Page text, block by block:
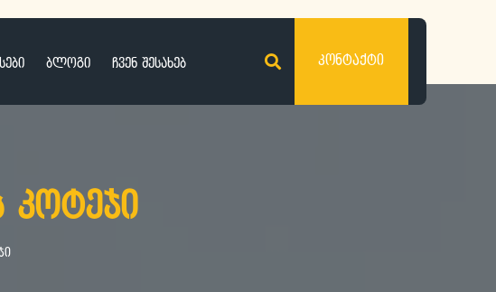
ბლოგი ჩვენ შესახებ კონტაქტი
კოტეჯი